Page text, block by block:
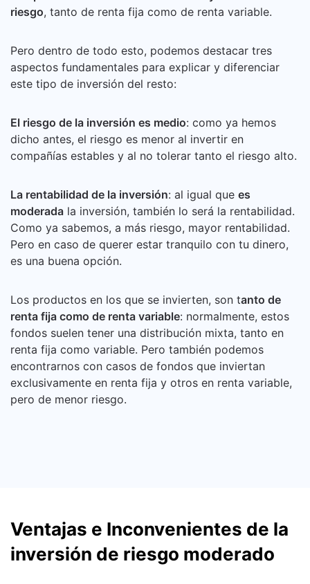
riesgo, tanto de renta fija como de renta variable.
Pero dentro de todo esto, podemos destacar tres
aspectos fundamentales para explicar y diferenciar
este tipo de inversión del resto:
El riesgo de la inversión es medio: como ya hemos
dicho antes, el riesgo es menor al invertir en
compañías estables y al no tolerar tanto el riesgo alto.
La rentabilidad de la inversión: al igual que es
moderada la inversión, también lo será la rentabilidad.
Como ya sabemos, a más riesgo, mayor rentabilidad.
Pero en caso de querer estar tranquilo con tu dinero,
es una buena opción.
Los productos en los que se invierten, son tanto de
renta fija como de renta variable: normalmente, estos
fondos suelen tener una distribución mixta, tanto en
renta fija como variable. Pero también podemos
encontrarnos con casos de fondos que inviertan
exclusivamente en renta fija y otros en renta variable,
pero de menor riesgo.
Ventajas e Inconvenientes de la
inversión de riesgo moderado